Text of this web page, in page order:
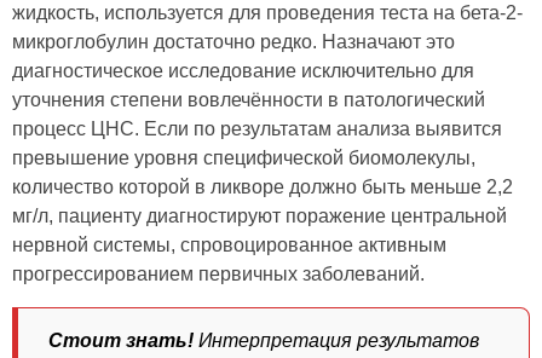
жидкость, используется для проведения теста на бета-2-
микроглобулин достаточно редко. Назначают это
диагностическое исследование исключительно для
уточнения степени вовлечённости в патологический
процесс ЦНС. Если по результатам анализа выявится
превышение уровня специфической биомолекулы,
количество которой в ликворе должно быть меньше 2,2
мг/л, пациенту диагностируют поражение центральной
нервной системы, спровоцированное активным
прогрессированием первичных заболеваний.
Стоит знать! Интерпретация результатов